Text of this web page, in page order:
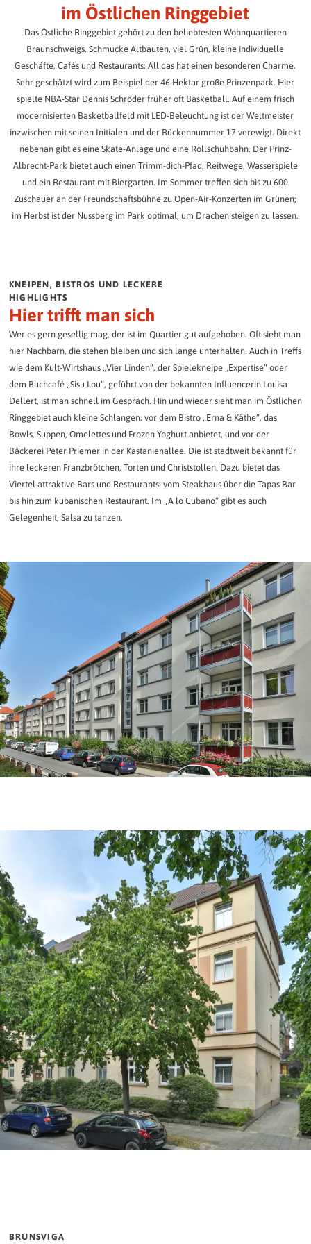
The BBG Senior Residences.
Assisted living
Individual support in everyday life.
Guest apartments
Comfortable temporary living.
Our quarters
Our 11 quarters at a glance
FAQ / Downloads
Everything you need to know.
Quickly and easily determine the return on your fixed-rate investment:
Your investment amount: Desired duration:
BBG Journal
Always well informed.
Volunteering at the BBG
Community is created together!
Mobility in the neighborhood
events
Experience more together.
BBG employees
The BBG team introduces itself.
Press / Public Relations
News from the BBG.
Annual reports
BBG in the course of time.
Participate instead of just wishing.
Explanatory videos
All important information explained in compact form.
Answers to your questions
Frequently asked questions about the election of representatives.
This is how the BBG's electoral districts are organized.
Candidacy form
Data protection
im Östlichen Ringgebiet
Das Östliche Ringgebiet gehört zu den beliebtesten Wohnquartieren
Braunschweigs. Schmucke Altbauten, viel Grün, kleine individuelle
Geschäfte, Cafés und Restaurants: All das hat einen besonderen Charme.
Sehr geschätzt wird zum Beispiel der 46 Hektar große Prinzenpark. Hier
spielte NBA-Star Dennis Schröder früher oft Basketball. Auf einem frisch
modernisierten Basketballfeld mit LED-Beleuchtung ist der Weltmeister
inzwischen mit seinen Initialen und der Rückennummer 17 verewigt. Direkt
nebenan gibt es eine Skate-Anlage und eine Rollschuhbahn. Der Prinz-
Albrecht-Park bietet auch einen Trimm-dich-Pfad, Reitwege, Wasserspiele
und ein Restaurant mit Biergarten. Im Sommer treffen sich bis zu 600
Zuschauer an der Freundschaftsbühne zu Open-Air-Konzerten im Grünen;
im Herbst ist der Nussberg im Park optimal, um Drachen steigen zu lassen.
KNEIPEN, BISTROS UND LECKERE
HIGHLIGHTS
Hier trifft man sich
Wer es gern gesellig mag, der ist im Quartier gut aufgehoben. Oft sieht man
hier Nachbarn, die stehen bleiben und sich lange unterhalten. Auch in Treffs
wie dem Kult-Wirtshaus „Vier Linden“, der Spielekneipe „Expertise“ oder
dem Buchcafé „Sisu Lou“, geführt von der bekannten Influencerin Louisa
Dellert, ist man schnell im Gespräch. Hin und wieder sieht man im Östlichen
Ringgebiet auch kleine Schlangen: vor dem Bistro „Erna & Käthe“, das
Bowls, Suppen, Omelettes und Frozen Yoghurt anbietet, und vor der
Bäckerei Peter Priemer in der Kastanienallee. Die ist stadtweit bekannt für
ihre leckeren Franzbrötchen, Torten und Christstollen. Dazu bietet das
Viertel attraktive Bars und Restaurants: vom Steakhaus über die Tapas Bar
bis hin zum kubanischen Restaurant. Im „A lo Cubano“ gibt es auch
Gelegenheit, Salsa zu tanzen.
BRUNSVIGA